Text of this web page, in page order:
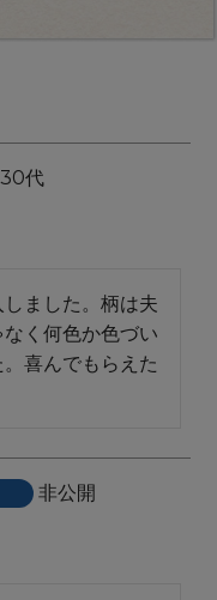
30代
ました。柄は夫
く何色か色づい
喜んでもらえた
非公開